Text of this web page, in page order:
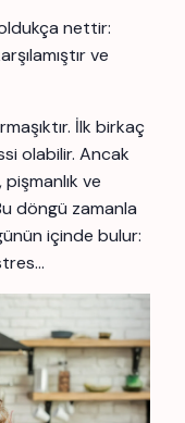
nettir:
ve
İlk birkaç
olabilir. Ancak
ve
döngü zamanla
içinde bulur: